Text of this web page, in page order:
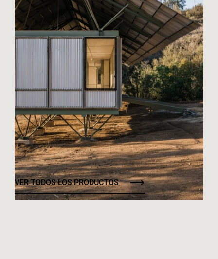
VER TODOS LOS PRODUCTOS